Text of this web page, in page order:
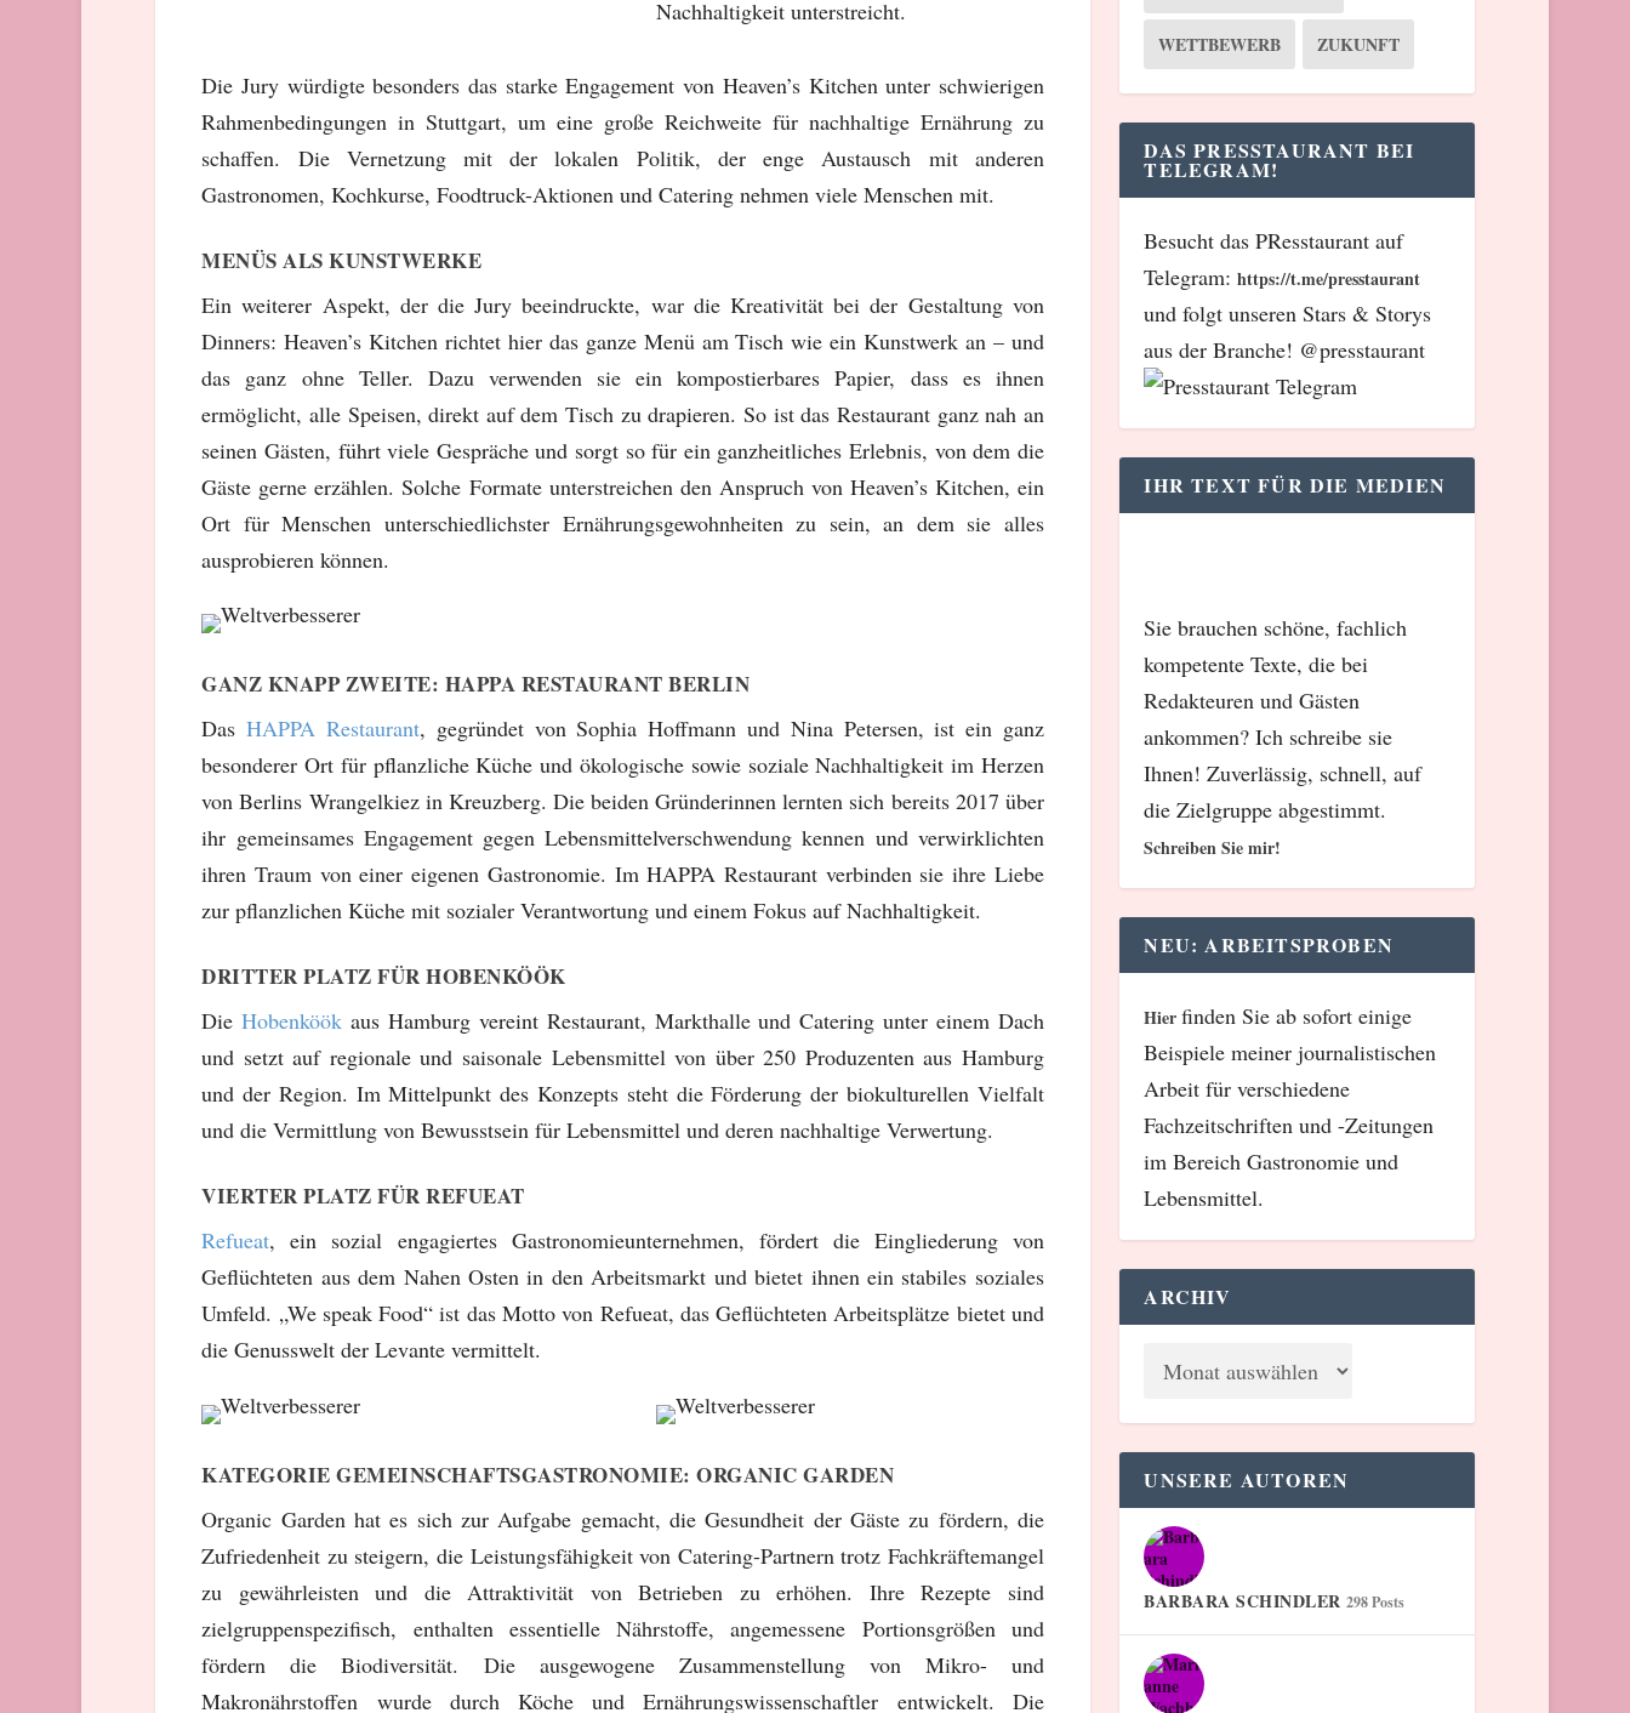
Nachhaltigkeit unterstreicht.
Die Jury würdigte besonders das starke Engagement von Heaven’s Kitchen unter schwierigen
Rahmenbedingungen in Stuttgart, um eine große Reichweite für nachhaltige Ernährung zu
schaffen. Die Vernetzung mit der lokalen Politik, der enge Austausch mit anderen
Gastronomen, Kochkurse, Foodtruck-Aktionen und Catering nehmen viele Menschen mit.
MENÜS ALS KUNSTWERKE
Ein weiterer Aspekt, der die Jury beeindruckte, war die Kreativität bei der Gestaltung von
Dinners: Heaven’s Kitchen richtet hier das ganze Menü am Tisch wie ein Kunstwerk an – und
das ganz ohne Teller. Dazu verwenden sie ein kompostierbares Papier, dass es ihnen
ermöglicht, alle Speisen, direkt auf dem Tisch zu drapieren. So ist das Restaurant ganz nah an
seinen Gästen, führt viele Gespräche und sorgt so für ein ganzheitliches Erlebnis, von dem die
Gäste gerne erzählen. Solche Formate unterstreichen den Anspruch von Heaven’s Kitchen, ein
Ort für Menschen unterschiedlichster Ernährungsgewohnheiten zu sein, an dem sie alles
ausprobieren können.
GANZ KNAPP ZWEITE: HAPPA RESTAURANT BERLIN
DasHAPPA Restaurant, gegründet von Sophia Hoffmann und Nina Petersen, ist ein ganz
besonderer Ort für pflanzliche Küche und ökologische sowie soziale Nachhaltigkeit im Herzen
von Berlins Wrangelkiez in Kreuzberg. Die beiden Gründerinnen lernten sich bereits 2017 über
ihr gemeinsames Engagement gegen Lebensmittelverschwendung kennen und verwirklichten
ihren Traum von einer eigenen Gastronomie. Im HAPPA Restaurant verbinden sie ihre Liebe
zur pflanzlichen Küche mit sozialer Verantwortung und einem Fokus auf Nachhaltigkeit.
DRITTER PLATZ FÜR HOBENKÖÖK
DieHobenköök aus Hamburg vereint Restaurant, Markthalle und Catering unter einem Dach
und setzt auf regionale und saisonale Lebensmittel von über 250 Produzenten aus Hamburg
und der Region. Im Mittelpunkt des Konzepts steht die Förderung der biokulturellen Vielfalt
und die Vermittlung von Bewusstsein für Lebensmittel und deren nachhaltige Verwertung.
VIERTER PLATZ FÜR REFUEAT
Refueat, ein sozial engagiertes Gastronomieunternehmen, fördert die Eingliederung von
Geflüchteten aus dem Nahen Osten in den Arbeitsmarkt und bietet ihnen ein stabiles soziales
Umfeld. „We speak Food“ ist das Motto von Refueat, das Geflüchteten Arbeitsplätze bietet und
die Genusswelt der Levante vermittelt.
KATEGORIE GEMEINSCHAFTSGASTRONOMIE:ORGANIC GARDEN
Organic Garden hat es sich zur Aufgabe gemacht, die Gesundheit der Gäste zu fördern, die
Zufriedenheit zu steigern, die Leistungsfähigkeit von Catering-Partnern trotz Fachkräftemangel
zu gewährleisten und die Attraktivität von Betrieben zu erhöhen. Ihre Rezepte sind
zielgruppenspezifisch, enthalten essentielle Nährstoffe, angemessene Portionsgrößen und
fördern die Biodiversität. Die ausgewogene Zusammenstellung von Mikro- und
Makronährstoffen wurde durch Köche und Ernährungswissenschaftler entwickelt. Die
WETTBEWERB ZUKUNFT
DAS PRESSTAURANT BEI
TELEGRAM!
Besucht das PResstaurant auf
Telegram:https://t.me/presstaurant
und folgt unseren Stars & Storys
aus der Branche! @presstaurant
IHR TEXT FÜR DIE MEDIEN
Sie brauchen schöne, fachlich
kompetente Texte, die bei
Redakteuren und Gästen
ankommen? Ich schreibe sie
Ihnen! Zuverlässig, schnell, auf
die Zielgruppe abgestimmt.
Schreiben Sie mir!
NEU: ARBEITSPROBEN
Hierfinden Sie ab sofort einige
Beispiele meiner journalistischen
Arbeit für verschiedene
Fachzeitschriften und -Zeitungen
im Bereich Gastronomie und
Lebensmittel.
ARCHIV
UNSERE AUTOREN
BARBARA SCHINDLER 298 Posts